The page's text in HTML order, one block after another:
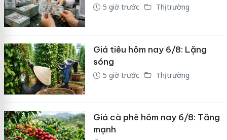
5 giờ trước Thị trường
Giá tiêu hôm nay 6/8: Lặng
sóng
5 giờ trước Thị trường
Giá cà phê hôm nay 6/8: Tăng
mạnh